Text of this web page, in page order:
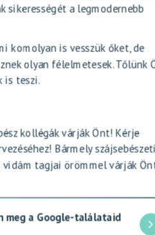
sikerességét a legmodernebb
komolyan is vesszük őket, de
olyan félelmetesek. Tőlünk
is teszi.
kollégák várják Önt! Kérje
Bármely szájsebészeti
tagjai örömmel várják
meg a Google-találataid